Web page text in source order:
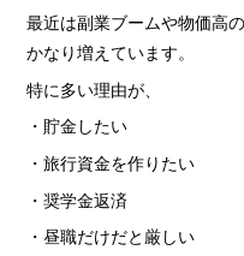
最近は副業ブームや物価高
かなり増えています。
特に多い理由が、
・貯金したい
・旅行資金を作りたい
・奨学金返済
・昼職だけだと厳しい